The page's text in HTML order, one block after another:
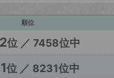
順位
位 ／ 7458位中
位 ／ 8231位中